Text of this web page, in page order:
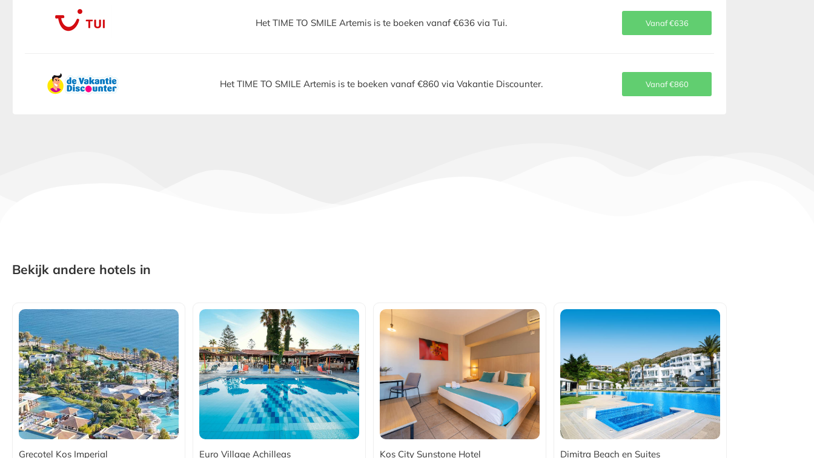
Het TIME TO SMILE Artemis is te boeken vanaf €636 via Tui. Vanaf €636
Het TIME TO SMILE Artemis is te boeken vanaf €860 via Vakantie Discounter. Vanaf €860
Bekijk andere hotels in
Grecotel Kos Imperial Euro Village Achilleas Kos City Sunstone Hotel Dimitra Beach en Suites